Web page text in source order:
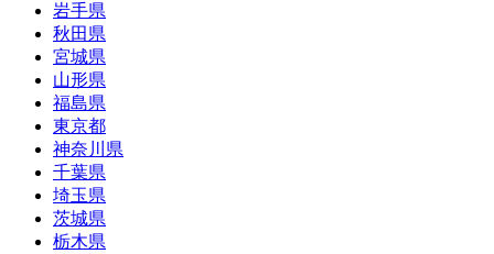
岩手県
秋田県
宮城県
山形県
福島県
東京都
神奈川県
千葉県
埼玉県
茨城県
栃木県